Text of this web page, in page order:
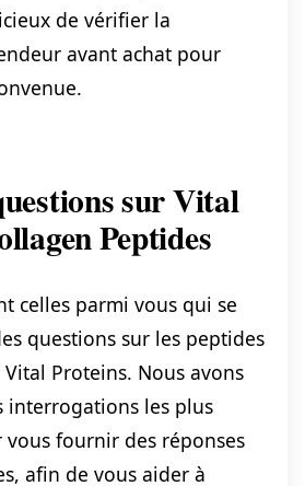
de vérifier la
avant achat pour
sur Vital
Peptides
celles parmi vous qui se
questions sur les peptides
Proteins. Nous avons
interrogations les plus
fournir des réponses
afin de vous aider à